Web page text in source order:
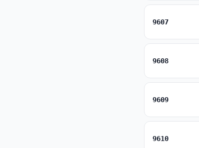
9607
9608
9609
9610